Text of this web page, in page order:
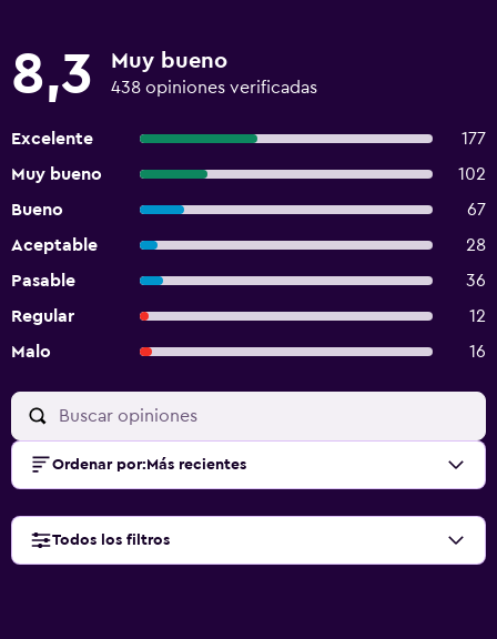
8,3 Muy bueno
438 opiniones verificadas
Excelente
177
Muy bueno
102
Bueno
67
Aceptable
28
Pasable
36
Regular
12
Malo
16
Ordenar por: Más recientes
Todos los filtros